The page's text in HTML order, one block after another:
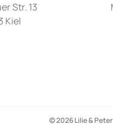
Str. 13
Kiel
© 2026 Lilie & Peter